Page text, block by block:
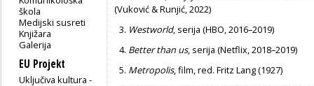
škola
Medijski susreti
Knjižara
Galerija
EU Projekt
Uključiva kultura -
(Vuković & Runjić, 2022)
3. Westworld, serija (HBO, 2016–2019)
4. Better than us, serija (Netflix, 2018–2019)
5. Metropolis, film, red. Fritz Lang (1927)